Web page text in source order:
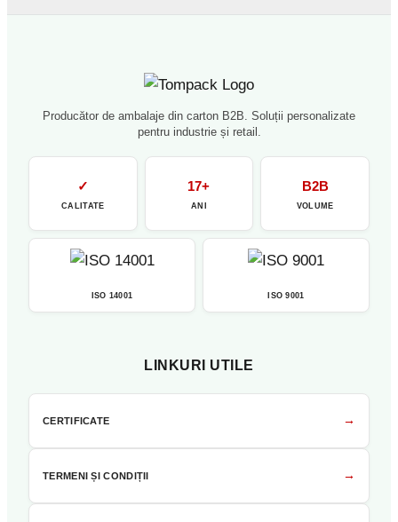
Producător de ambalaje din carton B2B. Soluții personalizate
pentru industrie și retail.
✓
CALITATE
17+
ANI
B2B
VOLUME
ISO 14001 ISO 9001
LINKURI UTILE
CERTIFICATE →
TERMENI ȘI CONDIȚII →